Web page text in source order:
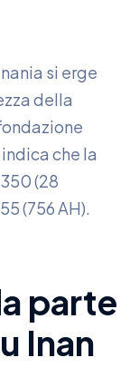
si erge
della
che la
(28
(756 AH).
parte
Inan